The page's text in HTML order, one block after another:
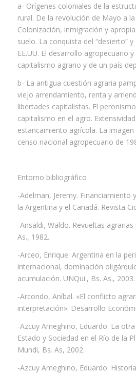
a- Orígenes coloniales de la
rural. De la revolución de Mayo a
Colonización, inmigración y
suelo. La conquista del “desierto”
EE.UU. El desarrollo agropecuario
capitalismo agrario y de un país
b- La antigua cuestión agraria
viejo arrendamiento, renta y
libertades capitalistas. El
capitalismo en el agro.
estancamiento agrícola. La
censo nacional agropecuario de
Entorno bibliográfico
-Adelman, Jeremy. Financiamiento
la Argentina y el Canadá. Revista
-Ansaldi, Waldo. Revueltas agrarias
As., 1982.
-Arceo, Enrique. Argentina en la
internacional, dominación
acumulación. UNQui., Bs. As., 2003.
-Arcondo, Aníbal. «El conflicto
interpretación». Desarrollo
-Azcuy Ameghino, Eduardo. La
Estado y Sociedad en el Río de la
Mundi, Bs. As, 2002.
-Azcuy Ameghino, Eduardo.